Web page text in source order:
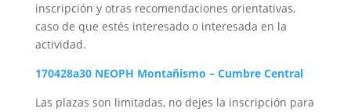
inscripción y otras recomendaciones orientativas,
caso de que estés interesado o interesada en la
actividad.
170428a30 NEOPH Montañismo – Cumbre Central
Las plazas son limitadas, no dejes la inscripción para